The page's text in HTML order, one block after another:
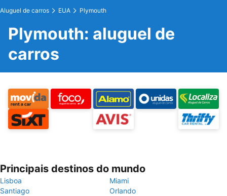
Aluguel de carros EUA Plymouth
Plymouth: aluguel de
carros
Principais destinos do mundo
Lisboa
Miami
Santiago
Orlando